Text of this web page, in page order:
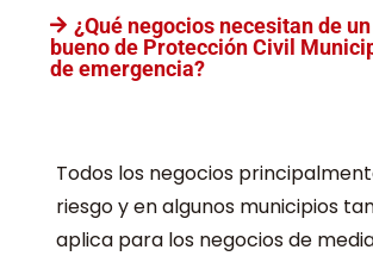
¿Qué negocios necesitan de
bueno de Protección Civil
de emergencia?
Todos los negocios
riesgo y en algunos municipios
aplica para los negocios de